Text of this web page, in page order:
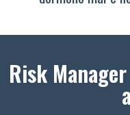
Risk